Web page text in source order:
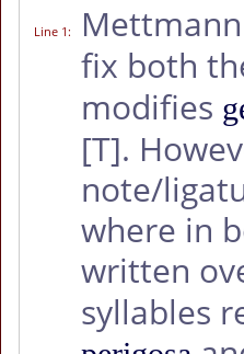
Line 1:
fix both
modifies
[T].
note/
where in
written
syllables